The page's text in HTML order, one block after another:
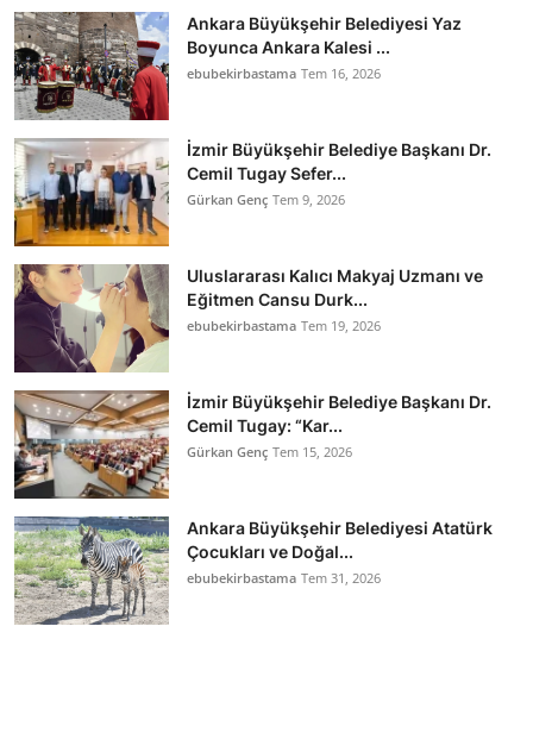
Ankara Büyükşehir Belediyesi Yaz
Boyunca Ankara Kalesi ...
ebubekirbastama Tem 16, 2026
İzmir Büyükşehir Belediye Başkanı Dr.
Cemil Tugay Sefer...
Gürkan Genç Tem 9, 2026
Uluslararası Kalıcı Makyaj Uzmanı ve
Eğitmen Cansu Durk...
ebubekirbastama Tem 19, 2026
İzmir Büyükşehir Belediye Başkanı Dr.
Cemil Tugay: “Kar...
Gürkan Genç Tem 15, 2026
Ankara Büyükşehir Belediyesi Atatürk
Çocukları ve Doğal...
ebubekirbastama Tem 31, 2026